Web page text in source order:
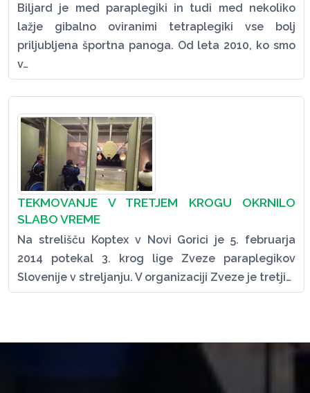
Biljard je med paraplegiki in tudi med nekoliko
lažje gibalno oviranimi tetraplegiki vse bolj
priljubljena športna panoga. Od leta 2010, ko smo
v…
TEKMOVANJE V TRETJEM KROGU OKRNILO
SLABO VREME
Na strelišču Koptex v Novi Gorici je 5. februarja
2014 potekal 3. krog lige Zveze paraplegikov
Slovenije v streljanju. V organizaciji Zveze je tretji…